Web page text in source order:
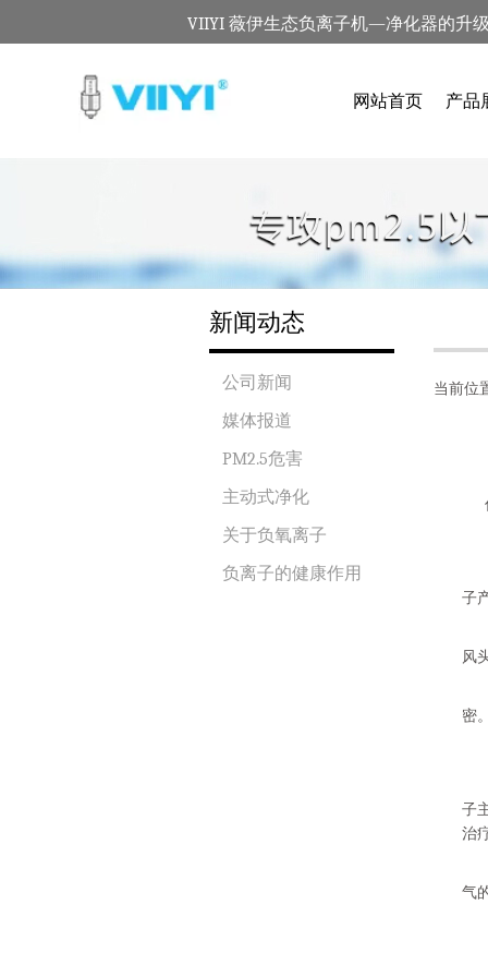
VIIYI 薇伊生态负离子机—净化器的升
网站首页 产品
新闻动态
公司新闻
媒体报道
PM2.5危害
主动式净化
关于负氧离子
负离子的健康作用
当前位
子
风
密
子
治
气